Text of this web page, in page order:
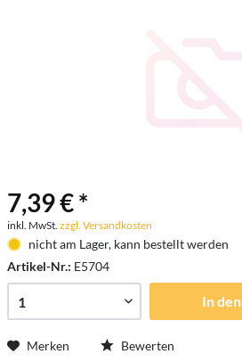
7,39 € *
inkl. MwSt. zzgl. Versandkosten
nicht am Lager, kann bestellt werden
Artikel-Nr.: E5704
In den
Merken Bewerten